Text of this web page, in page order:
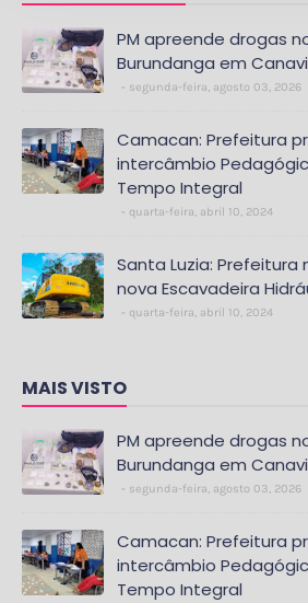
PM apreende drogas
Burundanga em
segunda-feira, agosto 03, 2026
Camacan: Prefeitura
intercâmbio
Tempo Integral
quarta-feira, abril 10, 2024
Santa Luzia: Prefeitura
nova Escavadeira
quarta-feira, abril 10, 2024
MAIS VISTO
PM apreende drogas
Burundanga em
segunda-feira, agosto 03, 2026
Camacan: Prefeitura
intercâmbio
Tempo Integral